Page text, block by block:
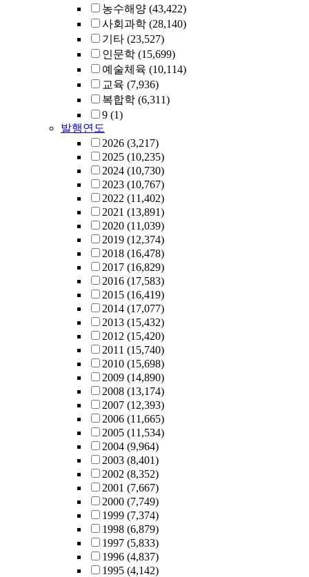
농수해양 (43,422)
사회과학 (28,140)
기타 (23,527)
인문학 (15,699)
예술체육 (10,114)
교육 (7,936)
복합학 (6,311)
9 (1)
발행연도
2026 (3,217)
2025 (10,235)
2024 (10,730)
2023 (10,767)
2022 (11,402)
2021 (13,891)
2020 (11,039)
2019 (12,374)
2018 (16,478)
2017 (16,829)
2016 (17,583)
2015 (16,419)
2014 (17,077)
2013 (15,432)
2012 (15,420)
2011 (15,740)
2010 (15,698)
2009 (14,890)
2008 (13,174)
2007 (12,393)
2006 (11,665)
2005 (11,534)
2004 (9,964)
2003 (8,401)
2002 (8,352)
2001 (7,667)
2000 (7,749)
1999 (7,374)
1998 (6,879)
1997 (5,833)
1996 (4,837)
1995 (4,142)